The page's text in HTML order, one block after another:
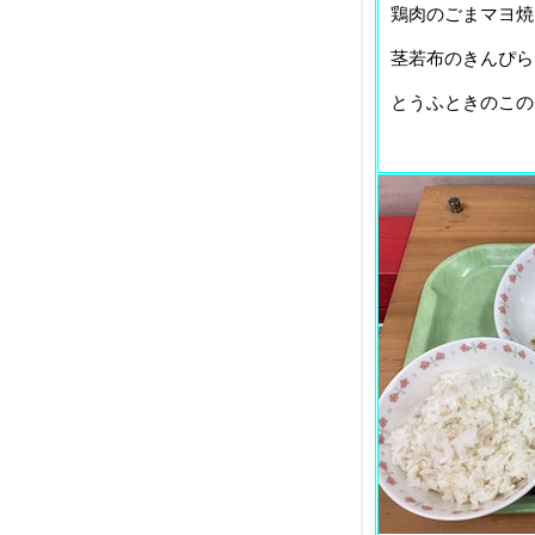
鶏肉のごまマヨ
茎若布のきん
とうふときのこ